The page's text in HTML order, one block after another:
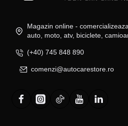
Magazin online -
auto, moto, atv, biciclete,
(+40) 745 848 890
comenzi@autocarestore.ro